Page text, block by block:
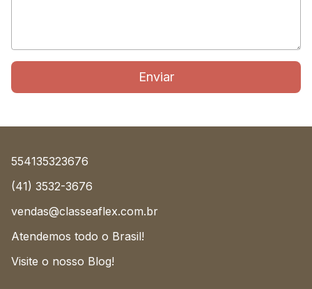
Enviar
554135323676
(41) 3532-3676
vendas@classeaflex.com.br
Atendemos todo o Brasil!
Visite o nosso Blog!